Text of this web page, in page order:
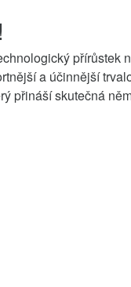
a účinnější
přináší skutečná